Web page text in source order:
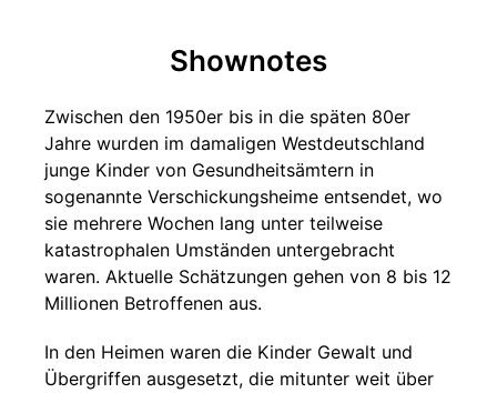
Shownotes
Zwischen den 1950er bis in die späten 80er
Jahre wurden im damaligen Westdeutschland
junge Kinder von Gesundheitsämtern in
sogenannte Verschickungsheime entsendet, wo
sie mehrere Wochen lang unter teilweise
katastrophalen Umständen untergebracht
waren. Aktuelle Schätzungen gehen von 8 bis 12
Millionen Betroffenen aus.
In den Heimen waren die Kinder Gewalt und
Übergriffen ausgesetzt, die mitunter weit über